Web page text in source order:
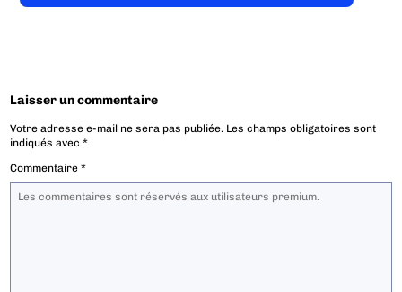
Laisser un commentaire
Votre adresse e-mail ne sera pas publiée. Les champs obligatoires sont
indiqués avec*
Commentaire*